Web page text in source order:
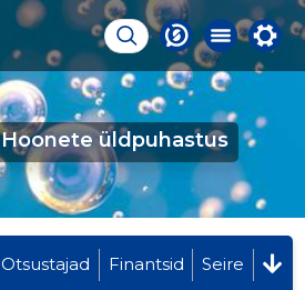
Hoonete üldpuhastus
Otsustajad Finantsid Seire